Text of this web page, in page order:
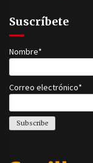
Suscríbete
Nombre*
Correo electrónico*